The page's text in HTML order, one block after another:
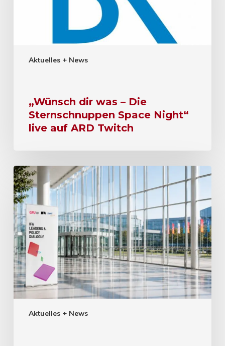
Aktuelles + News
„Wünsch dir was – Die
Sternschnuppen Space Night“
live auf ARD Twitch
Aktuelles + News